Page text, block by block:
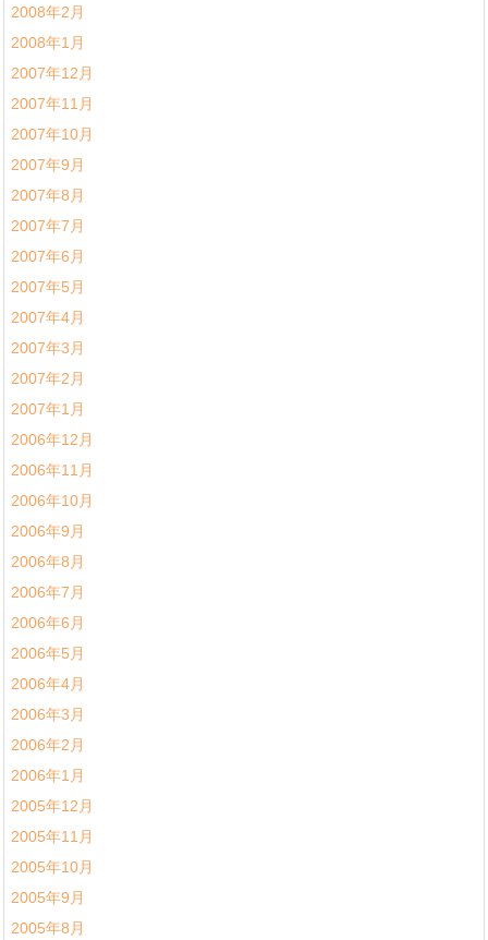
2008年2月
2008年1月
2007年12月
2007年11月
2007年10月
2007年9月
2007年8月
2007年7月
2007年6月
2007年5月
2007年4月
2007年3月
2007年2月
2007年1月
2006年12月
2006年11月
2006年10月
2006年9月
2006年8月
2006年7月
2006年6月
2006年5月
2006年4月
2006年3月
2006年2月
2006年1月
2005年12月
2005年11月
2005年10月
2005年9月
2005年8月